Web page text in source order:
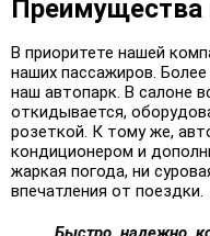
Преимущества
В приоритете нашей
наших пассажиров.
наш автопарк. В салоне
откидывается,
розеткой. К тому же,
кондиционером и
жаркая погода, ни
впечатления от поездки.